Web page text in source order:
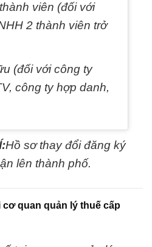
viên (đối với
2 thành viên trở
(đối với công ty
công ty hợp danh,
Hồ sơ thay đổi đăng ký
lên thành phố.
quan quản lý thuế cấp